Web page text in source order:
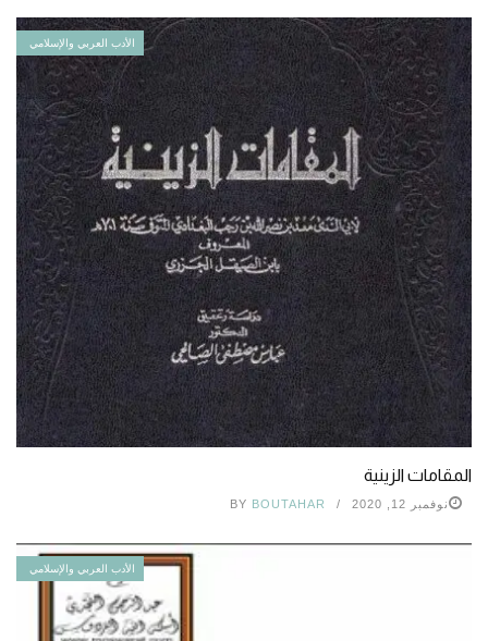
الأدب العربي والإسلامي
المقامات الزينية
نوفمبر 12, 2020 BY BOUTAHAR
الأدب العربي والإسلامي